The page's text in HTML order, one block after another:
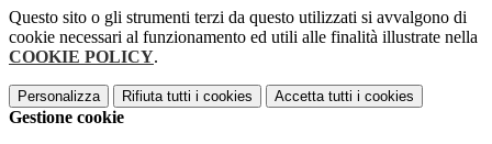
Questo sito o gli strumenti terzi da questo utilizzati si avvalgono di
cookie necessari al funzionamento ed utili alle finalità illustrate nella
COOKIE POLICY.
Personalizza Rifiuta tutti i cookies Accetta tutti i cookies
Gestione cookie